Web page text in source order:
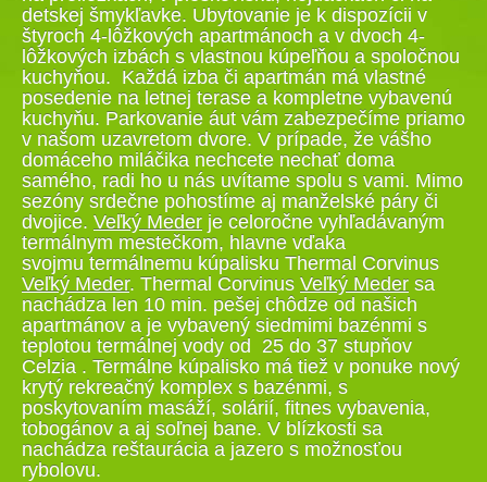
detskej šmykľavke. Ubytovanie je k dispozícii v
štyroch 4-lôžkových apartmánoch a v dvoch 4-
lôžkových izbách s vlastnou kúpeľňou a spoločnou
kuchyňou. Každá izba či apartmán má vlastné
posedenie na letnej terase a kompletne vybavenú
kuchyňu. Parkovanie áut vám zabezpečíme priamo
v našom uzavretom dvore. V prípade, že vášho
domáceho miláčika nechcete nechať doma
samého, radi ho u nás uvítame spolu s vami. Mimo
sezóny srdečne pohostíme aj manželské páry či
dvojice. Veľký Meder je celoročne vyhľadávaným
termálnym mestečkom, hlavne vďaka
svojmu termálnemu kúpalisku Thermal Corvinus
Veľký Meder. Thermal Corvinus Veľký Meder sa
nachádza len 10 min. pešej chôdze od našich
apartmánov a je vybavený siedmimi bazénmi s
teplotou termálnej vody od 25 do 37 stupňov
Celzia . Termálne kúpalisko má tiež v ponuke nový
krytý rekreačný komplex s bazénmi, s
poskytovaním masáží, solárií, fitnes vybavenia,
tobogánov a aj soľnej bane. V blízkosti sa
nachádza reštaurácia a jazero s možnosťou
rybolovu.